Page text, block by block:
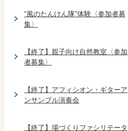
”風のたんけん隊”体験〈参加者募
集〉
【終了】親子向け自然教室〈参加
者募集〉
【終了】アフィシオン・ギターア
ンサンブル演奏会
【終了】場づくりファシリテータ